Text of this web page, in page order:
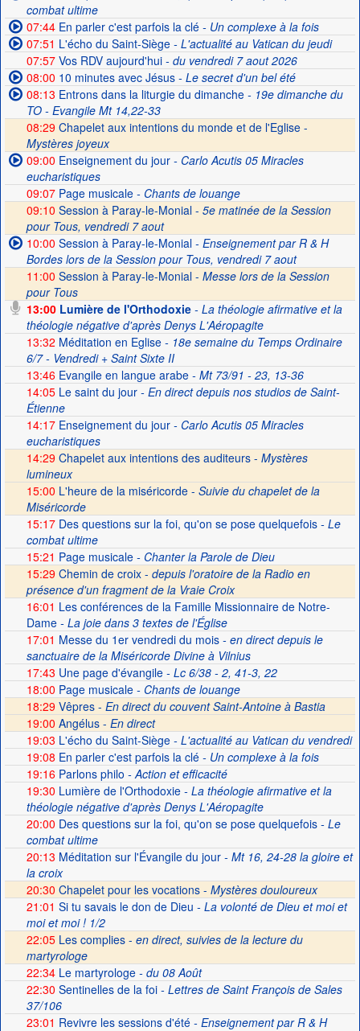
combat ultime
07:44En parler c'est parfois la clé- Un complexe à la fois
07:51 L'écho du Saint-Siège- L'actualité au Vatican du jeudi
07:57Vos RDV aujourd'hui- du vendredi 7 aout 2026
08:00 10 minutes avec Jésus- Le secret d'un bel été
08:13 Entrons dans la liturgie du dimanche- 19e dimanche du
TO - Evangile Mt 14,22-33
08:29 Chapelet aux intentions du monde et de l'Eglise -
Mystères joyeux
09:00 Enseignement du jour- Carlo Acutis 05 Miracles
eucharistiques
09:07Page musicale- Chants de louange
09:10 Session à Paray-le-Monial - 5e matinée de la Session
pour Tous, vendredi 7 aout
10:00 Session à Paray-le-Monial- Enseignement par R & H
Bordes lors de la Session pour Tous, vendredi 7 aout
11:00 Session à Paray-le-Monial - Messe lors de la Session
pour Tous
13:00Lumière de l'Orthodoxie- La théologie afirmative et la
théologie négative d'après Denys L'Aéropagite
13:32 Méditation en Eglise- 18e semaine du Temps Ordinaire
6/7 - Vendredi + Saint Sixte II
13:46Evangile en langue arabe- Mt 73/91 - 23, 13-36
14:05Le saint du jour- En direct depuis nos studios de Saint-
Étienne
14:17Enseignement du jour- Carlo Acutis 05 Miracles
eucharistiques
14:29 Chapelet aux intentions des auditeurs - Mystères
lumineux
15:00 L'heure de la miséricorde - Suivie du chapelet de la
Miséricorde
15:17Des questions sur la foi, qu'on se pose quelquefois- Le
combat ultime
15:21 Page musicale- Chanter la Parole de Dieu
15:29 Chemin de croix - depuis l'oratoire de la Radio en
présence d'un fragment de la Vraie Croix
16:01 Les conférences de la Famille Missionnaire de Notre-
Dame- La joie dans 3 textes de l'Église
17:01 Messe du 1er vendredi du mois- en direct depuis le
sanctuaire de la Miséricorde Divine à Vilnius
17:43 Une page d'évangile- Lc 6/38 - 2, 41-3, 22
18:00 Page musicale- Chants de louange
18:29 Vêpres - En direct du couvent Saint-Antoine à Bastia
19:00 Angélus - En direct
19:03 L'écho du Saint-Siège- L'actualité au Vatican du vendredi
19:08 En parler c'est parfois la clé- Un complexe à la fois
19:16Parlons philo - Action et efficacité
19:30 Lumière de l'Orthodoxie- La théologie afirmative et la
théologie négative d'après Denys L'Aéropagite
20:00 Des questions sur la foi, qu'on se pose quelquefois- Le
combat ultime
20:13 Méditation sur l'Évangile du jour- Mt 16, 24-28 la gloire et
la croix
20:30 Chapelet pour les vocations - Mystères douloureux
21:01 Si tu savais le don de Dieu - La volonté de Dieu et moi et
moi et moi ! 1/2
22:05Les complies - en direct, suivies de la lecture du
martyrologe
22:34Le martyrologe- du 08 Août
22:30 Sentinelles de la foi- Lettres de Saint François de Sales
37/106
23:01 Revivre les sessions d'été- Enseignement par R & H